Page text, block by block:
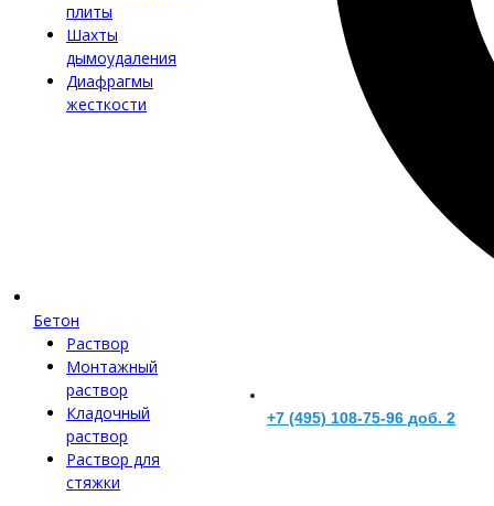
плиты
Шахты
дымоудаления
Диафрагмы
жесткости
Бетон
Раствор
Монтажный
раствор
Кладочный
раствор
Раствор для
стяжки
+7 (495) 108-75-96 доб. 2